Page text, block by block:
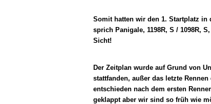
Somit hatten wir den 1. Startplatz in
sprich Panigale, 1198R, S / 1098R,
Sicht!
Der Zeitplan wurde auf Grund von
stattfanden, außer das letzte
entschieden nach dem ersten
geklappt aber wir sind so früh